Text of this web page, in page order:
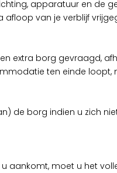
apparatuur en de
van je verblijf
extra borg gevraagd,
ten einde loopt,
de borg indien u zich
u aankomt, moet u het